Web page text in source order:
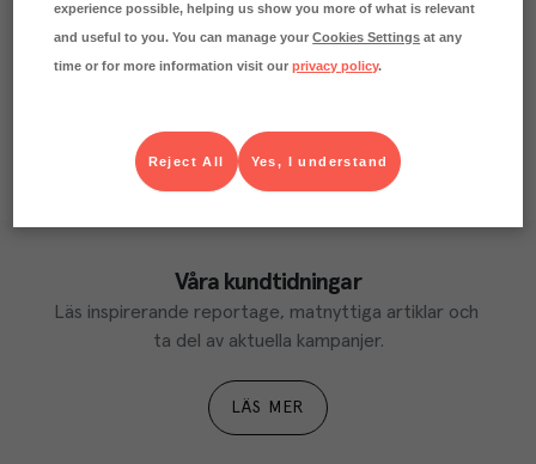
Våra kundtidningar
Läs inspirerande reportage, matnyttiga artiklar och
ta del av aktuella kampanjer.
LÄS MER
experience possible, helping us show you more of what is relevant
and useful to you. You can manage yourCookies Settings at any
time or for more information visit ourprivacy policy.
Yes, I understand
Reject All